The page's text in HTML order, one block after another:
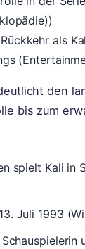
Rückkehr als
den
bis zum
spielt Kali in
Juli 1993